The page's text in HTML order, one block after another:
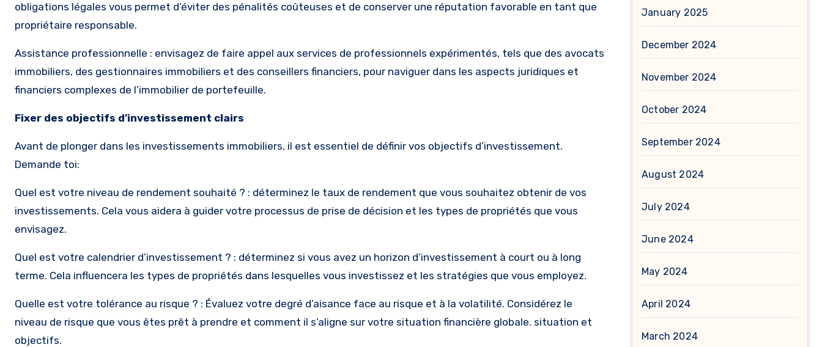
obligations légales vous permet d’éviter des pénalités coûteuses et de conserver une réputation favorable en tant que
propriétaire responsable.
Assistance professionnelle : envisagez de faire appel aux services de professionnels expérimentés, tels que des avocats
immobiliers, des gestionnaires immobiliers et des conseillers financiers, pour naviguer dans les aspects juridiques et
financiers complexes de l’immobilier de portefeuille.
Fixer des objectifs d’investissement clairs
Avant de plonger dans les investissements immobiliers, il est essentiel de définir vos objectifs d’investissement.
Demande toi:
Quel est votre niveau de rendement souhaité ? : déterminez le taux de rendement que vous souhaitez obtenir de vos
investissements. Cela vous aidera à guider votre processus de prise de décision et les types de propriétés que vous
envisagez.
Quel est votre calendrier d’investissement ? : déterminez si vous avez un horizon d’investissement à court ou à long
terme. Cela influencera les types de propriétés dans lesquelles vous investissez et les stratégies que vous employez.
Quelle est votre tolérance au risque ? : Évaluez votre degré d’aisance face au risque et à la volatilité. Considérez le
niveau de risque que vous êtes prêt à prendre et comment il s’aligne sur votre situation financière globale. situation et
objectifs.
January 2025
December 2024
November 2024
October 2024
September 2024
August 2024
July 2024
June 2024
May 2024
April 2024
March 2024